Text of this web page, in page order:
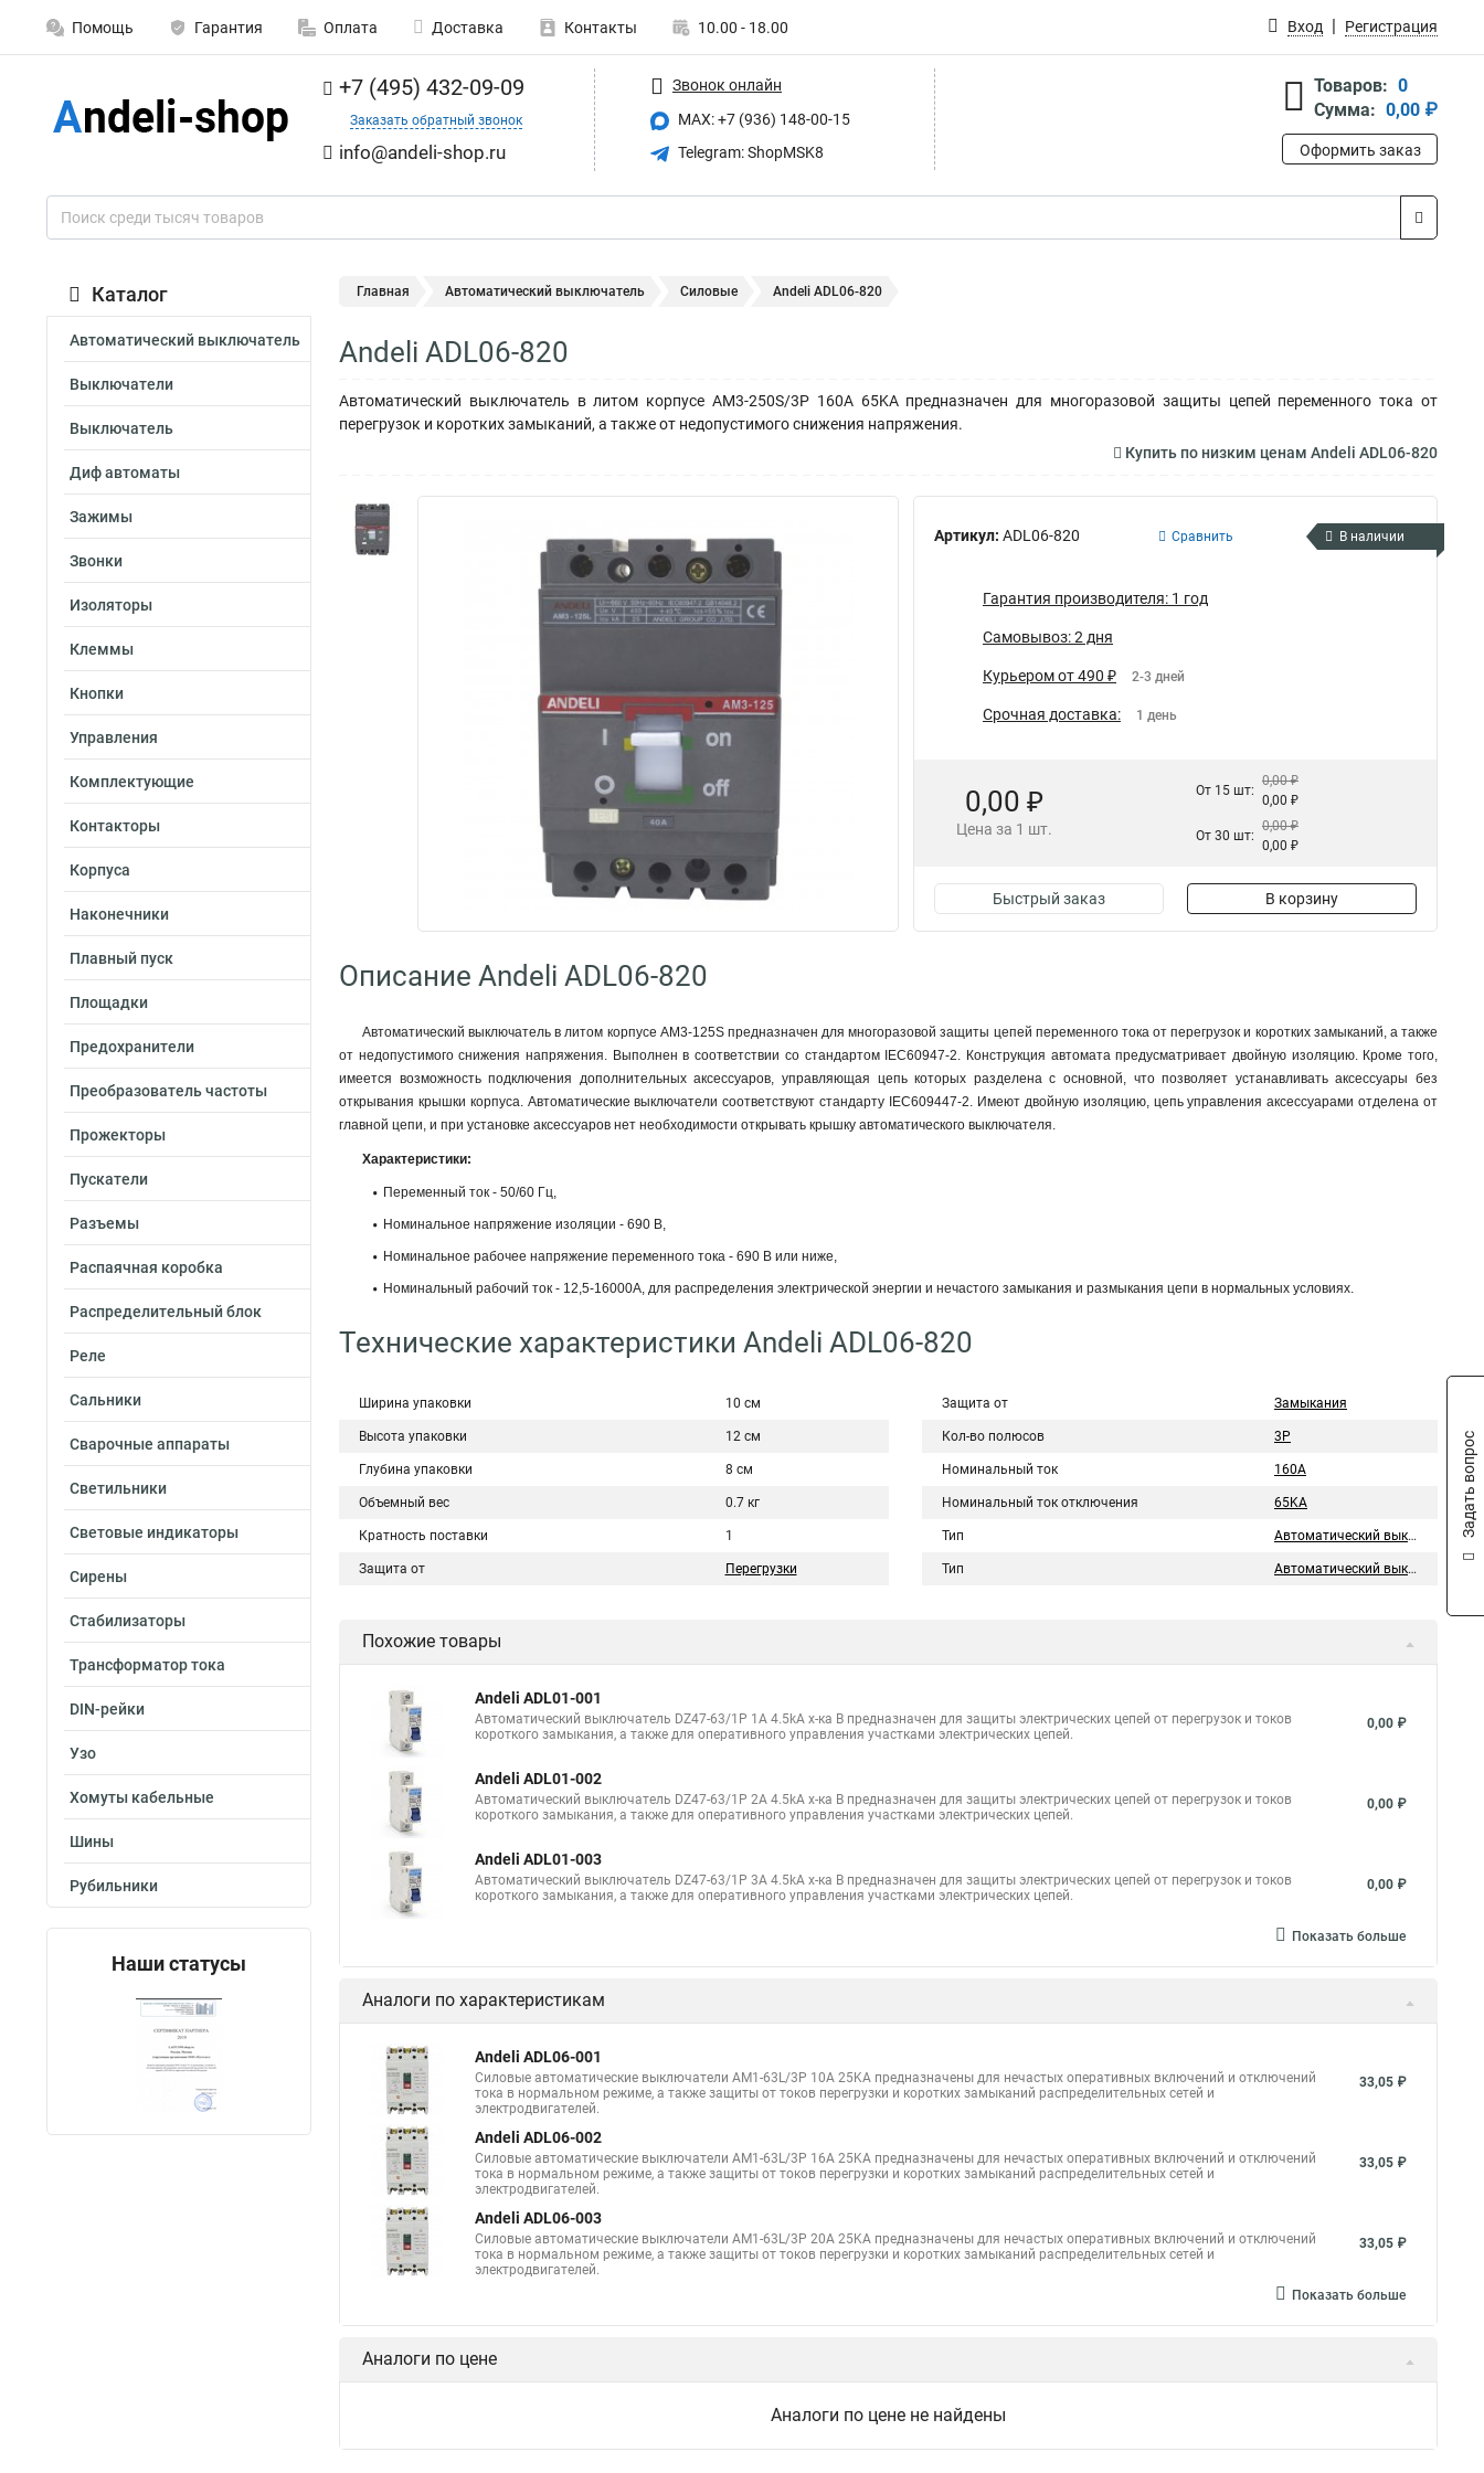
Помощь Гарантия Оплата Доставка Контакты 10.00 - 18.00 Вход Регистрация
+7 (495) 432-09-09
Заказать обратный звонок
info@andeli-shop.ru
Звонок онлайн
MAX: +7 (936) 148-00-15
Telegram: ShopMSK8
Товаров: 0
Сумма: 0,00 ₽
Оформить заказ
Каталог
Автоматический выключатель
Выключатели
Выключатель
Диф автоматы
Зажимы
Звонки
Изоляторы
Клеммы
Кнопки
Управления
Комплектующие
Контакторы
Корпуса
Наконечники
Плавный пуск
Площадки
Предохранители
Преобразователь частоты
Прожекторы
Пускатели
Разъемы
Распаячная коробка
Распределительный блок
Реле
Сальники
Сварочные аппараты
Светильники
Световые индикаторы
Сирены
Стабилизаторы
Трансформатор тока
DIN-рейки
Узо
Хомуты кабельные
Шины
Рубильники
Наши статусы
Главная Автоматический выключатель Силовые Andeli ADL06-820
Andeli ADL06-820
Автоматический выключатель в литом корпусе AM3-250S/3P 160A 65KA предназначен для многоразовой защиты цепей переменного тока от
перегрузок и коротких замыканий, а также от недопустимого снижения напряжения.
Купить по низким ценам Andeli ADL06-820
Артикул: ADL06-820 Сравнить В наличии
Гарантия производителя: 1 год
Самовывоз: 2 дня
Курьером от 490 ₽ 2-3 дней
Срочная доставка: 1 день
0,00 ₽
Цена за 1 шт.
От 15 шт:
0,00 ₽
0,00 ₽
От 30 шт:
0,00 ₽
0,00 ₽
Быстрый заказ В корзину
Описание Andeli ADL06-820
Автоматический выключатель в литом корпусе AM3-125S предназначен для многоразовой защиты цепей переменного тока от перегрузок и коротких замыканий, а также
от недопустимого снижения напряжения. Выполнен в соответствии со стандартом IEC60947-2. Конструкция автомата предусматривает двойную изоляцию. Кроме того,
имеется возможность подключения дополнительных аксессуаров, управляющая цепь которых разделена с основной, что позволяет устанавливать аксессуары без
открывания крышки корпуса. Автоматические выключатели соответствуют стандарту IEC609447-2. Имеют двойную изоляцию, цепь управления аксессуарами отделена от
главной цепи, и при установке аксессуаров нет необходимости открывать крышку автоматического выключателя.
Характеристики:
Переменный ток - 50/60 Гц,
Номинальное напряжение изоляции - 690 В,
Номинальное рабочее напряжение переменного тока - 690 В или ниже,
Номинальный рабочий ток - 12,5-16000А, для распределения электрической энергии и нечастого замыкания и размыкания цепи в нормальных условиях.
Технические характеристики Andeli ADL06-820
Ширина упаковки 10 см
Высота упаковки 12 см
Глубина упаковки 8 см
Объемный вес 0.7 кг
Кратность поставки 1
Защита от Перегрузки
Защита от Замыкания
Кол-во полюсов 3P
Номинальный ток 160A
Номинальный ток отключения 65KA
Тип Автоматический выключатель
Тип Автоматический выключатель
Похожие товары
Andeli ADL01-001
Автоматический выключатель DZ47-63/1P 1A 4.5kA х-ка B предназначен для защиты электрических цепей от перегрузок и токов
короткого замыкания, а также для оперативного управления участками электрических цепей.
0,00 ₽
Andeli ADL01-002
Автоматический выключатель DZ47-63/1P 2A 4.5kA х-ка B предназначен для защиты электрических цепей от перегрузок и токов
короткого замыкания, а также для оперативного управления участками электрических цепей.
0,00 ₽
Andeli ADL01-003
Автоматический выключатель DZ47-63/1P 3A 4.5kA х-ка B предназначен для защиты электрических цепей от перегрузок и токов
короткого замыкания, а также для оперативного управления участками электрических цепей.
0,00 ₽
Показать больше
Аналоги по характеристикам
Andeli ADL06-001
Силовые автоматические выключатели AM1-63L/3P 10A 25KA предназначены для нечастых оперативных включений и отключений
тока в нормальном режиме, а также защиты от токов перегрузки и коротких замыканий распределительных сетей и
электродвигателей.
33,05 ₽
Andeli ADL06-002
Силовые автоматические выключатели AM1-63L/3P 16A 25KA предназначены для нечастых оперативных включений и отключений
тока в нормальном режиме, а также защиты от токов перегрузки и коротких замыканий распределительных сетей и
электродвигателей.
33,05 ₽
Andeli ADL06-003
Силовые автоматические выключатели AM1-63L/3P 20A 25KA предназначены для нечастых оперативных включений и отключений
тока в нормальном режиме, а также защиты от токов перегрузки и коротких замыканий распределительных сетей и
электродвигателей.
33,05 ₽
Показать больше
Аналоги по цене
Аналоги по цене не найдены
Задать вопрос